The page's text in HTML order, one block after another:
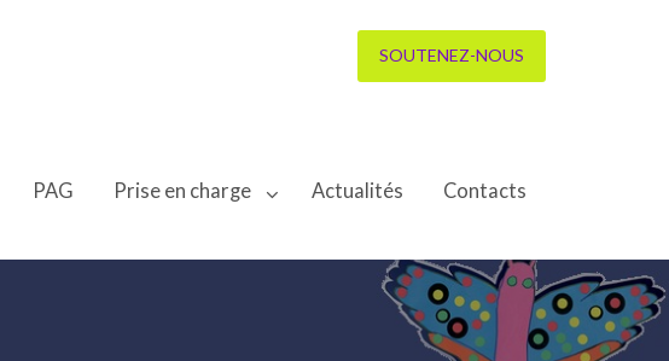
SOUTENEZ-NOUS
PAG Prise en charge Actualités Contacts